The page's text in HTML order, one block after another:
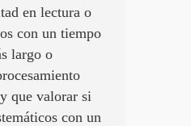
en lectura o
con un tiempo
largo o
que valorar si
con un